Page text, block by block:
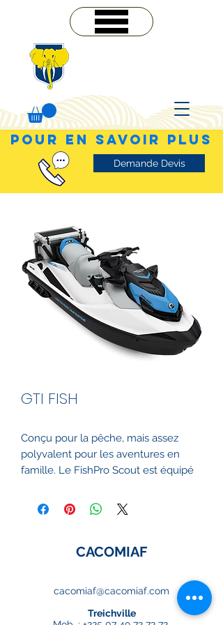
POUR EN SAVOIR PLUS
Demande Devis
GTI FISH
Conçu pour la pêche, mais assez
polyvalent pour les aventures en
famille. Le FishPro Scout est équipé
poissons, de porte-cannes et de
modes de pêche à la traîne, mais se
plaisir en famille.
Excellente combinaison entre
plaisir et efficacité énergétique
CACOMIAF
cacomiaf@cacomiaf.com
Treichville